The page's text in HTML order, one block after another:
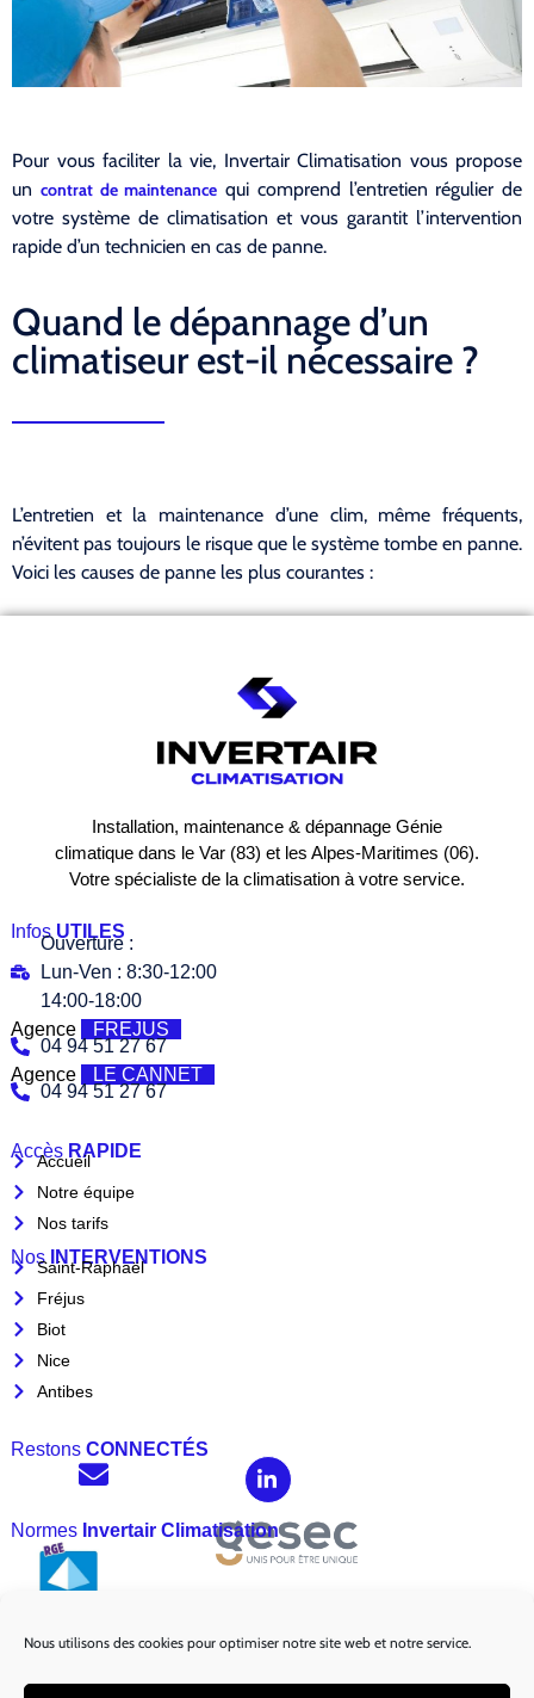
Nous utilisons des cookies pour optimiser notre site web et notre service.
Pour vous faciliter la vie, Invertair Climatisation vous propose
un contrat de maintenance qui comprend l’entretien régulier de
votre système de climatisation et vous garantit l’intervention
rapide d’un technicien en cas de panne.
Quand le dépannage d’un
climatiseur est-il nécessaire ?
L’entretien et la maintenance d’une clim, même fréquents,
n’évitent pas toujours le risque que le système tombe en panne.
Voici les causes de panne les plus courantes :
Installation, maintenance & dépannage Génie
climatique dans le Var (83) et les Alpes-Maritimes (06).
Votre spécialiste de la climatisation à votre service.
Infos UTILES
Ouverture :
Lun-Ven : 8:30-12:00
14:00-18:00
Agence
FREJUS
04 94 51 27 67
Agence
LE CANNET
04 94 51 27 67
Accès RAPIDE
Accueil
Notre équipe
Nos tarifs
Nos INTERVENTIONS
Saint-Raphaël
Fréjus
Biot
Nice
Antibes
Restons CONNECTÉS
Normes Invertair Climatisation
MarquesPartenaires :